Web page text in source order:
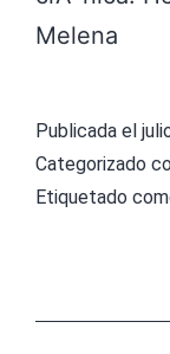
Melena
Publicada el
Categorizado
Etiquetado